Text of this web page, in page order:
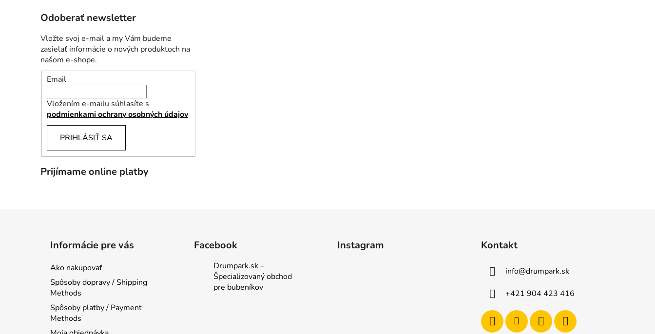
Odoberať newsletter
Vložte svoj e-mail a my Vám budeme
zasielať informácie o nových produktoch na
našom e-shope.
Email
Vložením e-mailu súhlasíte s
podmienkami ochrany osobných údajov
PRIHLÁSIŤ SA
Prijímame online platby
Informácie pre vás
Ako nakupovať
Spôsoby dopravy / Shipping
Methods
Spôsoby platby / Payment
Methods
Facebook
Drumpark.sk –
Špecializovaný obchod
pre bubeníkov
Instagram Kontakt
info@drumpark.sk
+421 904 423 416